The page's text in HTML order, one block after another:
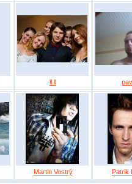
ll ll
Martin Vostrý Patrik